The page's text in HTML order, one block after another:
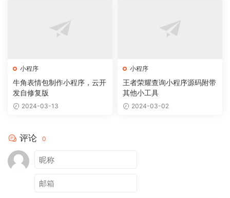
小程序
牛角表情包制作小程序，云开
发自修复版
2024-03-13
小程序
王者荣耀查询小程序源码附带
其他小工具
2024-03-02
评论 0